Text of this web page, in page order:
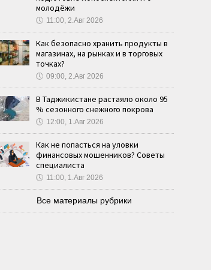
молодёжи
🕔 11:00, 2.Авг 2026
Как безопасно хранить продукты в
магазинах, на рынках и в торговых
точках?
🕔 09:00, 2.Авг 2026
В Таджикистане растаяло около 95
% сезонного снежного покрова
🕔 12:00, 1.Авг 2026
Как не попасться на уловки
финансовых мошенников? Советы
специалиста
🕔 11:00, 1.Авг 2026
Все материалы рубрики